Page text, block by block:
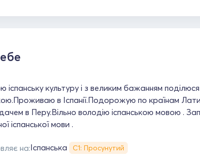
культуру і з великим бажанням
в Іспанії.Подорожую по країнам
в Перу.Вільно володію іспанською мовою .
іспанської мови .
на:Іспанська С1: Просунутий